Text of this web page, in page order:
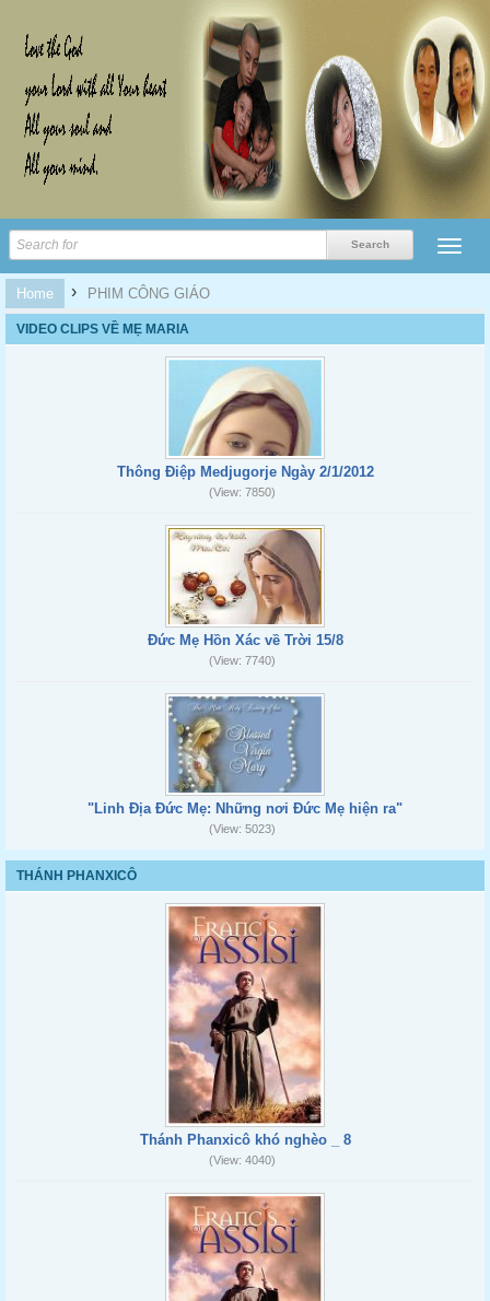
Home › PHIM CÔNG GIÁO
VIDEO CLIPS VỀ MẸ MARIA
Thông Điệp Medjugorje Ngày 2/1/2012
(View: 7850)
Đức Mẹ Hồn Xác về Trời 15/8
(View: 7740)
"Linh Địa Đức Mẹ: Những nơi Đức Mẹ hiện ra"
(View: 5023)
THÁNH PHANXICÔ
Thánh Phanxicô khó nghèo _ 8
(View: 4040)